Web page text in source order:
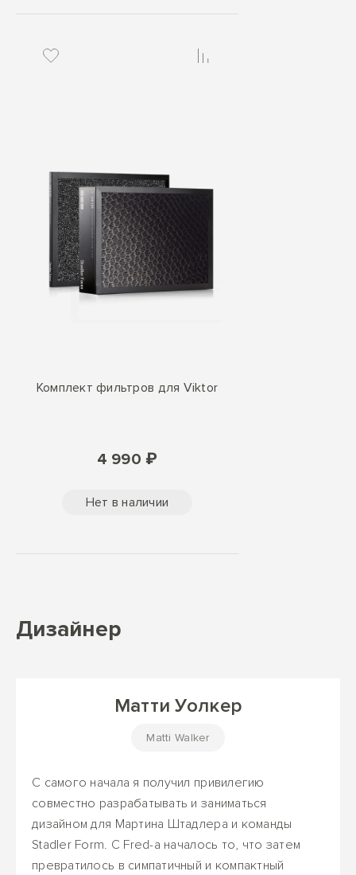
Комплект фильтров для Viktor
4 990 ₽
Нет в наличии
Дизайнер
Матти Уолкер
Matti Walker
С самого начала я получил привилегию
совместно разрабатывать и заниматься
дизайном для Мартина Штадлера и команды
Stadler Form. С Fred-а началось то, что затем
превратилось в симпатичный и компактный